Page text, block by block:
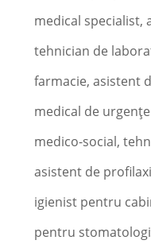
medical specialist,
tehnician de
farmacie, asistent
medical de
medico-social,
asistent de
igienist pentru
pentru